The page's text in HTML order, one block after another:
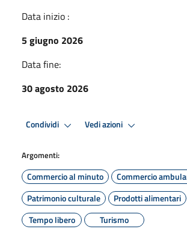
Data inizio :
5 giugno 2026
Data fine:
30 agosto 2026
Condividi Vedi azioni
Argomenti:
Commercio al minuto
Commercio
Patrimonio culturale
Prodotti alimentari
Tempo libero
Turismo